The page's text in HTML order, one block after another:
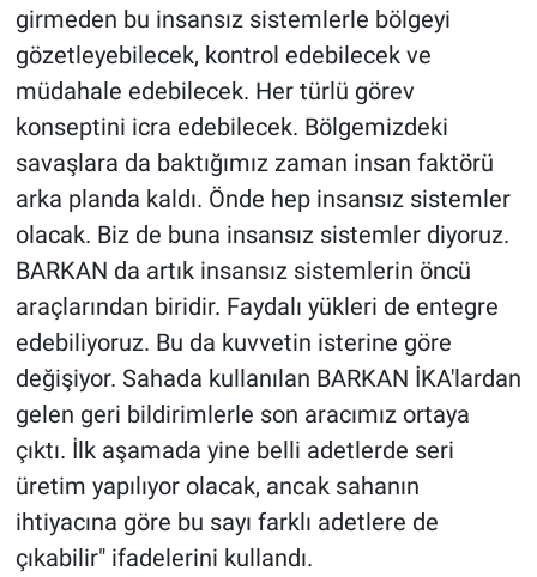
girmeden bu insansız sistemlerle bölgeyi
gözetleyebilecek, kontrol edebilecek ve
müdahale edebilecek. Her türlü görev
konseptini icra edebilecek. Bölgemizdeki
savaşlara da baktığımız zaman insan faktörü
arka planda kaldı. Önde hep insansız sistemler
olacak. Biz de buna insansız sistemler diyoruz.
BARKAN da artık insansız sistemlerin öncü
araçlarından biridir. Faydalı yükleri de entegre
edebiliyoruz. Bu da kuvvetin isterine göre
değişiyor. Sahada kullanılan BARKAN İKA'lardan
gelen geri bildirimlerle son aracımız ortaya
çıktı. İlk aşamada yine belli adetlerde seri
üretim yapılıyor olacak, ancak sahanın
ihtiyacına göre bu sayı farklı adetlere de
çıkabilir" ifadelerini kullandı.